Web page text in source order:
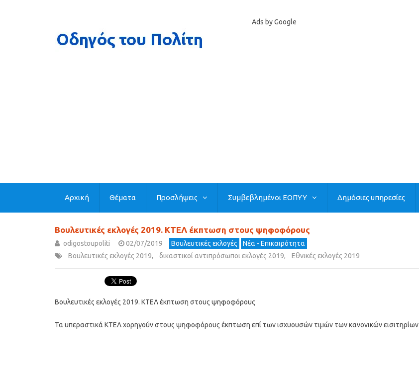
Ads by Google
Αρχική Θέματα Προσλήψεις Συμβεβλημένοι ΕΟΠΥΥ Δημόσιες υπηρεσίες
Βουλευτικές εκλογές 2019. ΚΤΕΛ έκπτωση στους ψηφοφόρους
odigostoupoliti 02/07/2019 Βουλευτικές εκλογές
Νέα - Επικαιρότητα
Βουλευτικές εκλογές 2019, δικαστικοί αντιπρόσωποι εκλογές 2019, Εθνικές εκλογές 2019
Βουλευτικές εκλογές 2019. ΚΤΕΛ έκπτωση στους ψηφοφόρους
Τα υπεραστικά ΚΤΕΛ χορηγούν στους ψηφοφόρους έκπτωση επί των ισχυουσών τιμών των κανονικών εισιτηρίων